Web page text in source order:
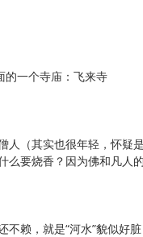
的一个寺庙：飞来寺
人（其实也很年轻，怀疑
么要烧香？因为佛和凡人
不赖，就是“河水”貌似好脏